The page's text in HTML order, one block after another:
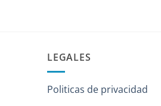
LEGALES
Politicas de privacidad